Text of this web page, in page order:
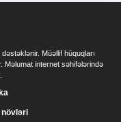
Müəllif hüquqları
Məlumat internet səhifələrində
növləri